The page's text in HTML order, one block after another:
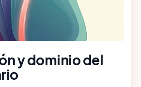
y dominio del